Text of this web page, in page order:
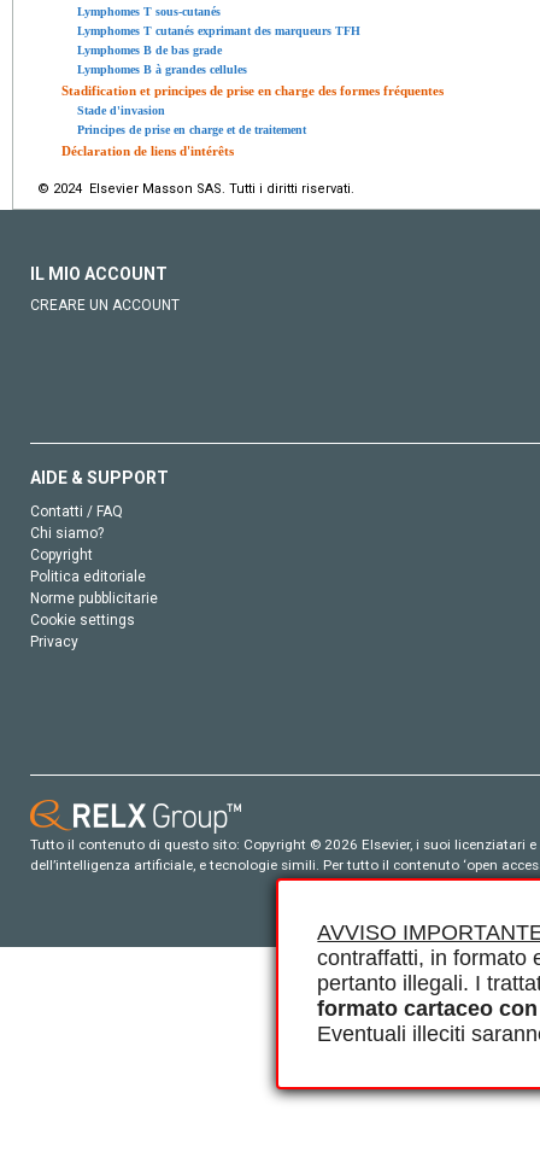
AVVISO
contraffatti, in formato
pertanto illegali. I
formato cartaceo
Eventuali illeciti
Lymphomes T sous-cutanés
Lymphomes T cutanés exprimant des marqueurs TFH
Lymphomes B de bas grade
Lymphomes B à grandes cellules
Stadification et principes de prise en charge des formes fréquentes
Stade d'invasion
Principes de prise en charge et de traitement
Déclaration de liens d'intérêts
© 2024 Elsevier Masson SAS. Tutti i diritti riservati.
IL MIO ACCOUNT
CREARE UN ACCOUNT
AIDE & SUPPORT
Contatti / FAQ
Chi siamo?
Copyright
Politica editoriale
Norme pubblicitarie
Cookie settings
Privacy
Tutto il contenuto di questo sito: Copyright © 2026 Elsevier, i suoi
dell’intelligenza artificiale, e tecnologie simili. Per tutto il contenuto ‘open